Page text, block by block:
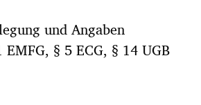
und Angaben
§ 5 ECG, § 14 UGB